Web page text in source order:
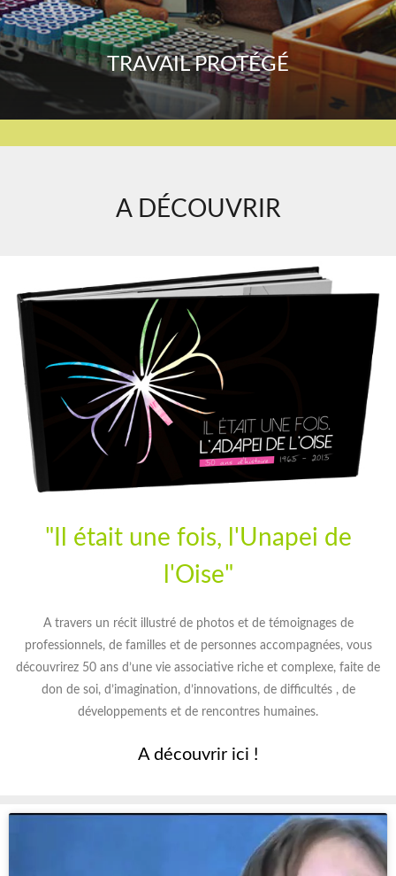
TRAVAIL PROTÉGÉ
A DÉCOUVRIR
"Il était une fois, l'Unapei de
l'Oise"
A travers un récit illustré de photos et de témoignages de
professionnels, de familles et de personnes accompagnées, vous
découvrirez 50 ans d’une vie associative riche et complexe, faite de
don de soi, d’imagination, d’innovations, de difficultés , de
développements et de rencontres humaines.
A découvrir ici !